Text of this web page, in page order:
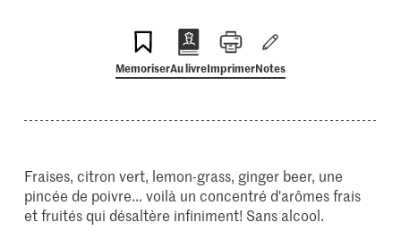
MemoriserAu livreImprimerNotes
Fraises, citron vert, lemon-grass, ginger beer, une
pincée de poivre... voilà un concentré d'arômes frais
et fruités qui désaltère infiniment! Sans alcool.